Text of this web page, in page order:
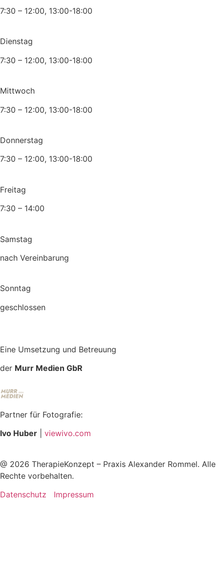
7:30 – 12:00, 13:00-18:00
Dienstag
7:30 – 12:00, 13:00-18:00
Mittwoch
7:30 – 12:00, 13:00-18:00
Donnerstag
7:30 – 12:00, 13:00-18:00
Freitag
7:30 – 14:00
Samstag
nach Vereinbarung
Sonntag
geschlossen
Eine Umsetzung und Betreuung
der Murr Medien GbR
Partner für Fotografie:
Ivo Huber
viewivo.com
@ 2026 TherapieKonzept – Praxis Alexander Rommel. Alle
Rechte vorbehalten.
Datenschutz
Impressum